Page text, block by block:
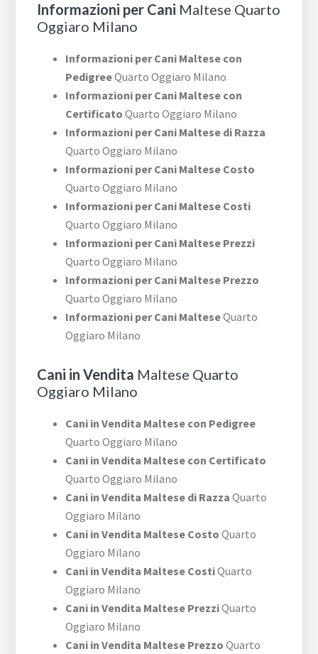
Informazioni per Cani Maltese Quarto
Oggiaro Milano
Informazioni per Cani Maltese con
PedigreeQuarto Oggiaro Milano
Informazioni per Cani Maltese con
Certificato Quarto Oggiaro Milano
Informazioni per Cani Maltese di Razza
Quarto Oggiaro Milano
Informazioni per Cani Maltese Costo
Quarto Oggiaro Milano
Informazioni per Cani Maltese Costi
Quarto Oggiaro Milano
Informazioni per Cani Maltese Prezzi
Quarto Oggiaro Milano
Informazioni per Cani Maltese Prezzo
Quarto Oggiaro Milano
Informazioni per Cani MalteseQuarto
Oggiaro Milano
Cani in Vendita Maltese Quarto
Oggiaro Milano
Cani in Vendita Maltese con Pedigree
Quarto Oggiaro Milano
Cani in Vendita Maltese con Certificato
Quarto Oggiaro Milano
Cani in Vendita Maltese di Razza Quarto
Oggiaro Milano
Cani in Vendita Maltese Costo Quarto
Oggiaro Milano
Cani in Vendita Maltese CostiQuarto
Oggiaro Milano
Cani in Vendita Maltese PrezziQuarto
Oggiaro Milano
Cani in Vendita Maltese Prezzo Quarto